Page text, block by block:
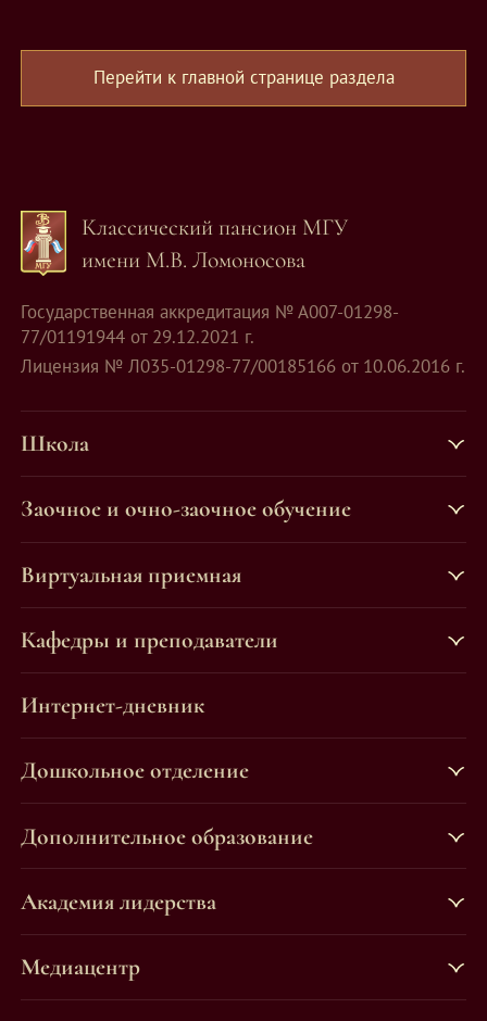
Перейти к главной странице раздела
Классический пансион МГУ
имени М.В. Ломоносова
Государственная аккредитация № А007-01298-
77/01191944 от 29.12.2021 г.
Лицензия № Л035-01298-77/00185166 от 10.06.2016 г.
Школа
Заочное и очно-заочное обучение
Виртуальная приемная
Кафедры и преподаватели
Интернет-дневник
Дошкольное отделение
Дополнительное образование
Академия лидерства
Медиацентр